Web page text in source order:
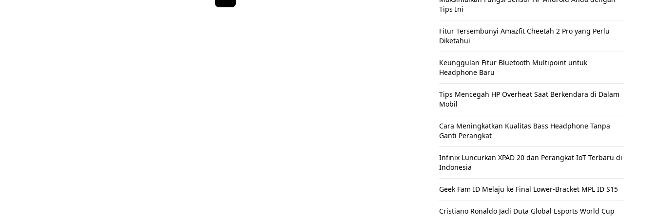
Tips Ini
Fitur Tersembunyi Amazfit Cheetah 2 Pro yang Perlu
Diketahui
Keunggulan Fitur Bluetooth Multipoint untuk
Headphone Baru
Tips Mencegah HP Overheat Saat Berkendara di Dalam
Mobil
Cara Meningkatkan Kualitas Bass Headphone Tanpa
Ganti Perangkat
Infinix Luncurkan XPAD 20 dan Perangkat IoT Terbaru di
Indonesia
Geek Fam ID Melaju ke Final Lower-Bracket MPL ID S15
Cristiano Ronaldo Jadi Duta Global Esports World Cup